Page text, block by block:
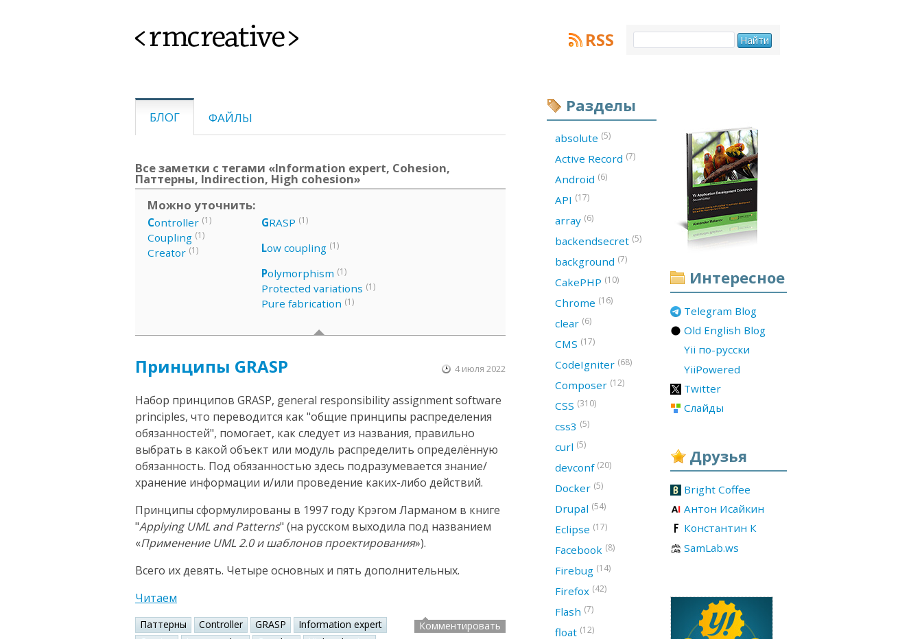
<rmcreative> RSS
БЛОГ ФАЙЛЫ
Все заметки с тегами «Information expert, Cohesion,
Паттерны, Indirection, High cohesion»
Можно уточнить:
Controller (1)
Coupling (1)
Creator (1)
GRASP (1)
Low coupling (1)
Polymorphism (1)
Protected variations (1)
Pure fabrication (1)
Принципы GRASP 4 июля 2022
Набор принципов GRASP, general responsibility assignment software
principles, что переводится как "общие принципы распределения
обязанностей", помогает, как следует из названия, правильно
выбрать в какой объект или модуль распределить определённую
обязанность. Под обязанностью здесь подразумевается знание/
хранение информации и/или проведение каких-либо действий.
Принципы сформулированы в 1997 году Крэгом Ларманом в книге
"Applying UML and Patterns" (на русском выходила под названием
«Применение UML 2.0 и шаблонов проектирования»).
Всего их девять. Четыре основных и пять дополнительных.
Читаем
Паттерны Controller GRASP
Information expert
Комментировать
Интересное
Telegram Blog
Old English Blog
Yii по-русски
YiiPowered
Twitter
Слайды
Друзья
Bright Coffee
Антон Исайкин
Константин К
SamLab.ws
Разделы
absolute (5)
Active Record (7)
Android (6)
API (17)
array (6)
backendsecret (5)
background (7)
CakePHP (10)
Chrome (16)
clear (6)
CMS (17)
CodeIgniter (68)
Composer (12)
CSS (310)
css3 (5)
curl (5)
devconf (20)
Docker (5)
Drupal (54)
Eclipse (17)
Facebook (8)
Firebug (14)
Firefox (42)
Flash (7)
float (12)